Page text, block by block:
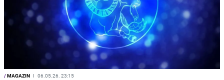
/MAGAZIN I 06.05.26. 23:15